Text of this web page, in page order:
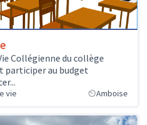
Collégienne du collège
participer au budget
vie Amboise